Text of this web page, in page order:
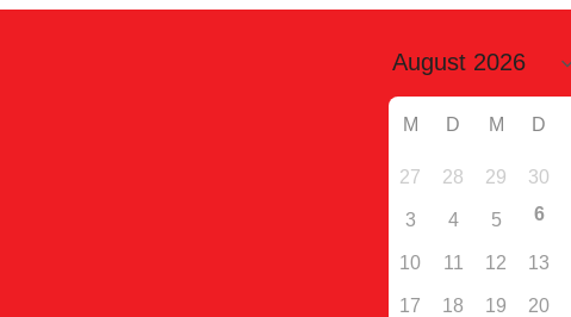
M D M D
27 28 29 30
3 4 5 6
10 11 12 13
17 18 19 20